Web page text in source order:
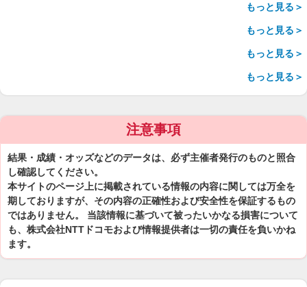
もっと見る＞
もっと見る＞
もっと見る＞
もっと見る＞
注意事項
結果・成績・オッズなどのデータは、必ず主催者発行のものと照合
し確認してください。
本サイトのページ上に掲載されている情報の内容に関しては万全を
期しておりますが、その内容の正確性および安全性を保証するもの
ではありません。 当該情報に基づいて被ったいかなる損害について
も、株式会社NTTドコモおよび情報提供者は一切の責任を負いかね
ます。